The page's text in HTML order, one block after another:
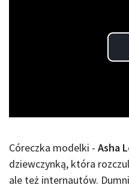
Córeczka modelki - Asha
dziewczynką, która
ale też internautów.